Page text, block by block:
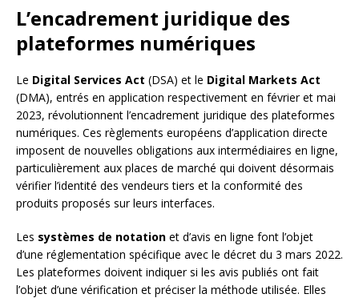
L’encadrement juridique des
plateformes numériques
Le Digital Services Act (DSA) et le Digital Markets Act
(DMA), entrés en application respectivement en février et mai
2023, révolutionnent l’encadrement juridique des plateformes
numériques. Ces règlements européens d’application directe
imposent de nouvelles obligations aux intermédiaires en ligne,
particulièrement aux places de marché qui doivent désormais
vérifier l’identité des vendeurs tiers et la conformité des
produits proposés sur leurs interfaces.
Les systèmes de notation et d’avis en ligne font l’objet
d’une réglementation spécifique avec le décret du 3 mars 2022.
Les plateformes doivent indiquer si les avis publiés ont fait
l’objet d’une vérification et préciser la méthode utilisée. Elles